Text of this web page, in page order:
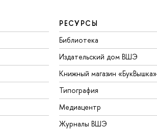
РЕСУРСЫ
Библиотека
Издательский дом ВШЭ
Книжный магазин «БукВышка»
Типография
Медиацентр
Журналы ВШЭ